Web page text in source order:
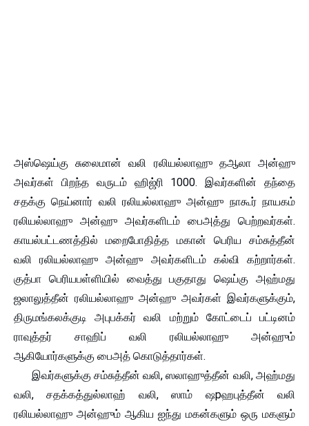
அஸ்ஷெய்கு சுலைமான் வலி ரலியல்லாஹு தஆலா அன்ஹு
அவர்கள் பிறந்த வருடம் ஹிஜ்ரி 1000. இவர்களின் தந்தை
சதக்கு நெய்னார் வலி ரலியல்லாஹு அன்ஹு நாகூர் நாயகம்
ரலியல்லாஹு அன்ஹு அவர்களிடம் பைஅத்து பெற்றவர்கள்.
காயல்பட்டணத்தில் மறைபோதித்த மகான் பெரிய சம்சுத்தீன்
வலி ரலியல்லாஹு அன்ஹு அவர்களிடம் கல்வி கற்றார்கள்.
குத்பா பெரியபள்ளியில் வைத்து பகுதாது ஷெய்கு அஹ்மது
ஜலாலுத்தீன் ரலியல்லாஹு அன்ஹு அவர்கள் இவர்களுக்கும்,
திருமங்கலக்குடி அபுபக்கர் வலி மற்றும் கோட்டைப் பட்டினம்
ராவுத்தர் சாஹிப் வலி ரலியல்லாஹு அன்ஹும்
ஆகியோர்களுக்கு பைஅத் கொடுத்தார்கள்.
இவர்களுக்கு சம்சுத்தீன் வலி, ஸலாஹுத்தீன் வலி, அஹ்மது
வலி, சதக்கத்துல்லாஹ் வலி, ஸாம் ஷpஹபுத்தீன் வலி
ரலியல்லாஹு அன்ஹும் ஆகிய ஐந்து மகன்களும் ஒரு மகளும்